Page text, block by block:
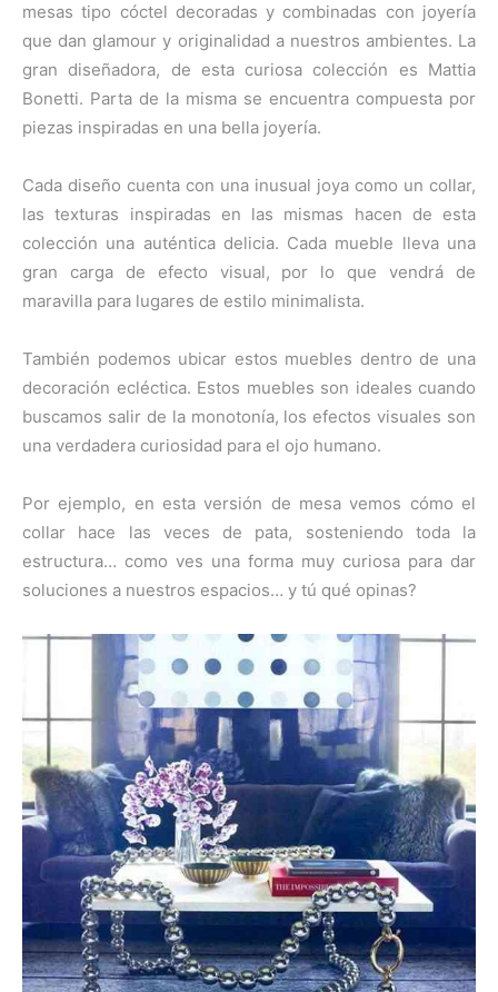
mesas tipo cóctel decoradas y combinadas con joyería
que dan glamour y originalidad a nuestros ambientes. La
gran diseñadora, de esta curiosa colección es Mattia
Bonetti. Parta de la misma se encuentra compuesta por
piezas inspiradas en una bella joyería.
Cada diseño cuenta con una inusual joya como un collar,
las texturas inspiradas en las mismas hacen de esta
colección una auténtica delicia. Cada mueble lleva una
gran carga de efecto visual, por lo que vendrá de
maravilla para lugares de estilo minimalista.
También podemos ubicar estos muebles dentro de una
decoración ecléctica. Estos muebles son ideales cuando
buscamos salir de la monotonía, los efectos visuales son
una verdadera curiosidad para el ojo humano.
Por ejemplo, en esta versión de mesa vemos cómo el
collar hace las veces de pata, sosteniendo toda la
estructura… como ves una forma muy curiosa para dar
soluciones a nuestros espacios… y tú qué opinas?